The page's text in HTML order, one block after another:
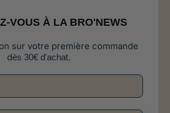
VOUS À LA BRO'NEWS
sur votre première commande
dès 30€ d'achat.